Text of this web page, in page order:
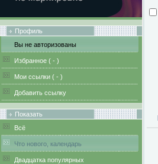
Профиль
Вы не авторизованы
Избранное ( - )
Мои ссылки ( - )
Добавить ссылку
Показать
Всё
Что нового, календарь
Двадцатка популярных